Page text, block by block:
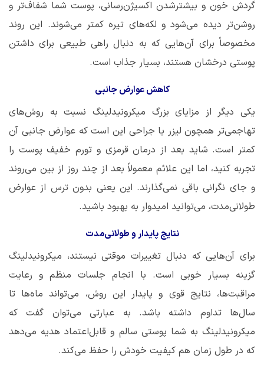
گردش خون و بیشترشدن اکسیژن‌رسانی، پوست شما شفاف‌تر و
روشن‌تر دیده می‌شود و لکه‌های تیره کمتر می‌شوند. این روند
مخصوصاً برای آن‌هایی که به دنبال راهی طبیعی برای داشتن
پوستی درخشان هستند، بسیار جذاب است.
کاهش عوارض جانبی
یکی دیگر از مزایای بزرگ میکرونیدلینگ نسبت به روش‌های
تهاجمی‌تر همچون لیزر یا جراحی این است که عوارض جانبی آن
کمتر است. شاید بعد از درمان قرمزی و تورم خفیف پوست را
تجربه کنید، اما این علائم معمولاً بعد از چند روز از بین می‌روند
و جای نگرانی باقی نمی‌گذارند. این یعنی بدون ترس از عوارض
طولانی‌مدت، می‌توانید امیدوار به بهبود باشید.
نتایج پایدار و طولانی‌مدت
برای آن‌هایی که دنبال تغییرات موقتی نیستند، میکرونیدلینگ
گزینه‌ بسیار خوبی است. با انجام جلسات منظم و رعایت
مراقبت‌ها، نتایج قوی و پایدار این روش، می‌تواند ماه‌ها تا
سال‌ها تداوم داشته باشد. به عبارتی می‌توان گفت که
میکرونیدلینگ به شما پوستی سالم و قابل‌اعتماد هدیه می‌دهد
که در طول زمان هم کیفیت خودش را حفظ می‌کند.